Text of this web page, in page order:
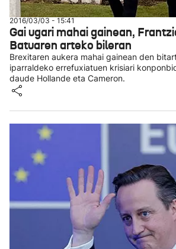
2016/03/03 - 15:41
Gai ugari mahai gainean,
Batuaren arteko bileran
Brexitaren aukera mahai gainean den
iparraldeko errefuxiatuen krisiari
daude Hollande eta Cameron.